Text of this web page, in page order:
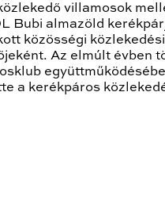
villamosok
Bubi almazöld
közösségi
Az elmúlt évben
a kerékpáros